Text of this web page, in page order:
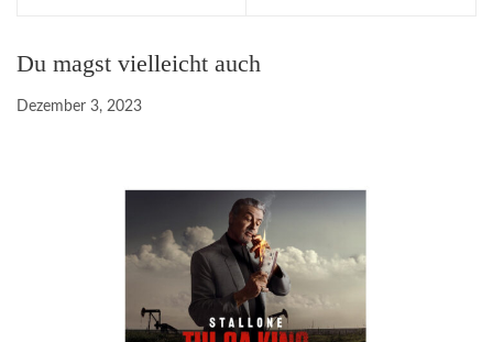
Du magst vielleicht auch
Dezember 3, 2023